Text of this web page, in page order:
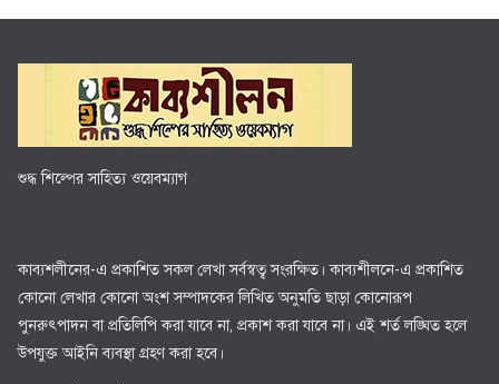
শুদ্ধ শিল্পের সাহিত্য ওয়েবম্যাগ
কাব্যশলীনের-এ প্রকাশিত সকল লেখা সর্বস্বত্ব সংরক্ষিত। কাব্যশীলনে-এ প্রকাশিত
কোনো লেখার কোনো অংশ সম্পাদকের লিখিত অনুমতি ছাড়া কোনোরূপ
পুনরুৎপাদন বা প্রতিলিপি করা যাবে না, প্রকাশ করা যাবে না। এই শর্ত লঙ্ঘিত হলে
উপযুক্ত আইনি ব্যবস্থা গ্রহণ করা হবে।